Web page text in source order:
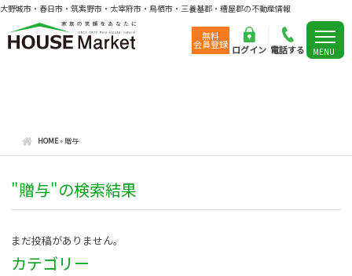
大野城市・春日市・筑紫野市・太宰府市・鳥栖市・三養基郡・糟屋郡の不動産情報
無料
会員登録 ログイン 電話する MENU
HOME» 贈与
"贈与"の検索結果
まだ投稿がありません。
カテゴリー